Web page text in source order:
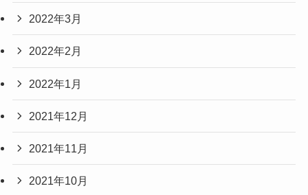
2022年3月
2022年2月
2022年1月
2021年12月
2021年11月
2021年10月